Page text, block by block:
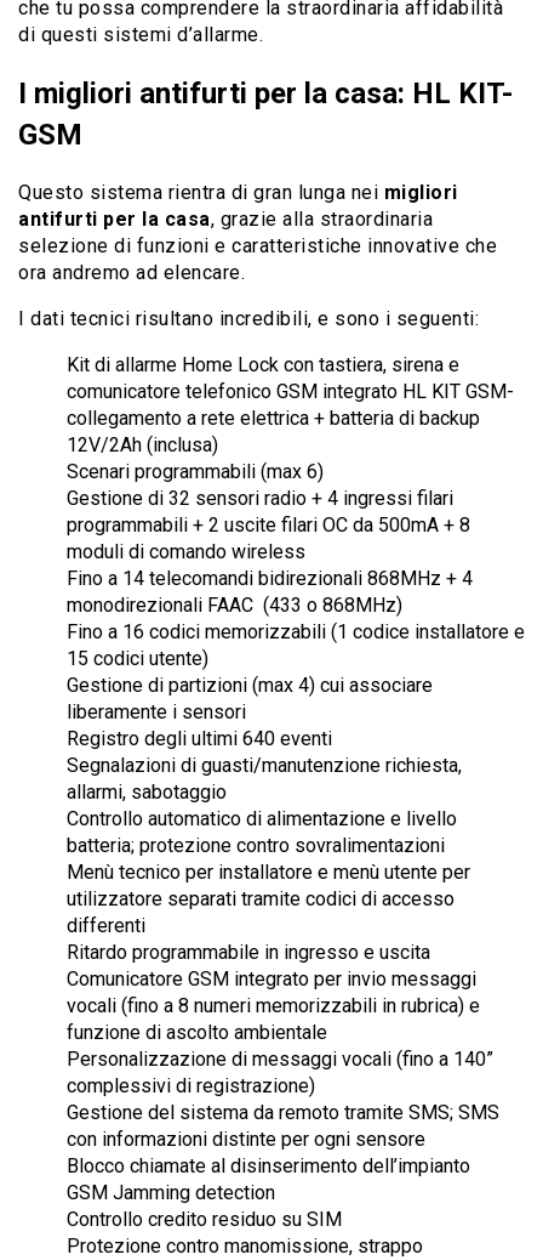
che tu possa comprendere la straordinaria affidabilità
di questi sistemi d’allarme.
I migliori antifurti per la casa: HL KIT-
GSM
Questo sistema rientra di gran lunga nei migliori
antifurti per la casa, grazie alla straordinaria
selezione di funzioni e caratteristiche innovative che
ora andremo ad elencare.
I dati tecnici risultano incredibili, e sono i seguenti:
Kit di allarme Home Lock con tastiera, sirena e
comunicatore telefonico GSM integrato HL KIT GSM-
collegamento a rete elettrica + batteria di backup
12V/2Ah (inclusa)
Scenari programmabili (max 6)
Gestione di 32 sensori radio + 4 ingressi filari
programmabili + 2 uscite filari OC da 500mA + 8
moduli di comando wireless
Fino a 14 telecomandi bidirezionali 868MHz + 4
monodirezionali FAAC (433 o 868MHz)
Fino a 16 codici memorizzabili (1 codice installatore e
15 codici utente)
Gestione di partizioni (max 4) cui associare
liberamente i sensori
Registro degli ultimi 640 eventi
Segnalazioni di guasti/manutenzione richiesta,
allarmi, sabotaggio
Controllo automatico di alimentazione e livello
batteria; protezione contro sovralimentazioni
Menù tecnico per installatore e menù utente per
utilizzatore separati tramite codici di accesso
differenti
Ritardo programmabile in ingresso e uscita
Comunicatore GSM integrato per invio messaggi
vocali (fino a 8 numeri memorizzabili in rubrica) e
funzione di ascolto ambientale
Personalizzazione di messaggi vocali (fino a 140”
complessivi di registrazione)
Gestione del sistema da remoto tramite SMS; SMS
con informazioni distinte per ogni sensore
Blocco chiamate al disinserimento dell’impianto
GSM Jamming detection
Controllo credito residuo su SIM
Protezione contro manomissione, strappo